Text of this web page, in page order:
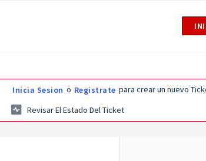
Inicia Sesion o Registrate para crear un nuevo
Revisar El Estado Del Ticket